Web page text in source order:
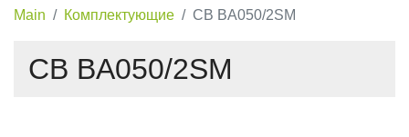
Main Комплектующие CB BA050/2SM
CB BA050/2SM